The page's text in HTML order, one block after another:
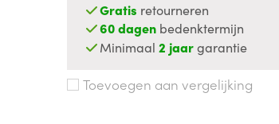
Gratis retourneren
60 dagen bedenktermijn
Minimaal2 jaargarantie
Toevoegen aan vergelijking